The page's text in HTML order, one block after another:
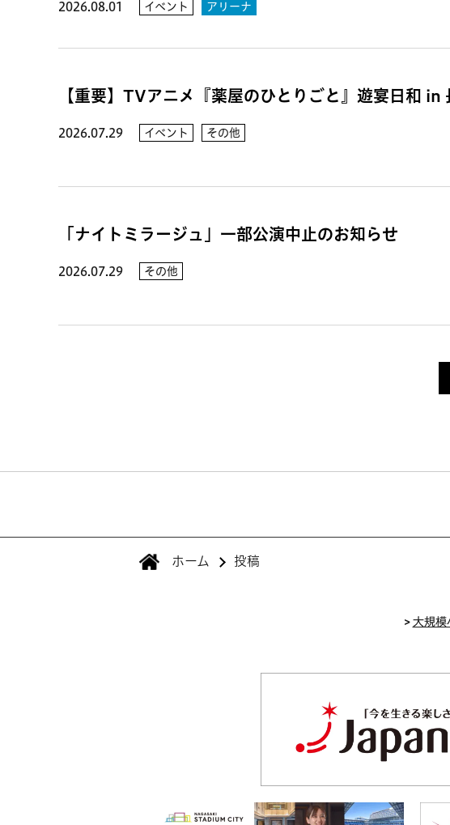
2026.08.01 イベント アリーナ
【重要】TVアニメ『薬屋のひとりごと』遊宴日和
2026.07.29 イベント その他
「ナイトミラージュ」一部公演中止のお知らせ
2026.07.29 その他
ホーム 投稿
>大規